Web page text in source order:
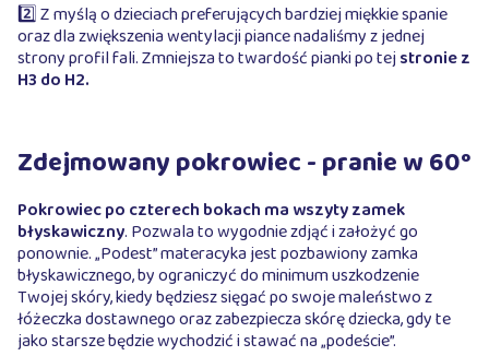
2️⃣ Z myślą o dzieciach preferujących bardziej miękkie spanie
oraz dla zwiększenia wentylacji piance nadaliśmy z jednej
strony profil fali. Zmniejsza to twardość pianki po tejstronie z
H3 do H2.
Zdejmowany pokrowiec - pranie w 60°
Pokrowiec po czterech bokach ma wszyty zamek
błyskawiczny. Pozwala to wygodnie zdjąć i założyć go
ponownie. „Podest” materacyka jest pozbawiony zamka
błyskawicznego, by ograniczyć do minimum uszkodzenie
Twojej skóry, kiedy będziesz sięgać po swoje maleństwo z
łóżeczka dostawnego oraz zabezpiecza skórę dziecka, gdy te
jako starsze będzie wychodzić i stawać na „podeście”.